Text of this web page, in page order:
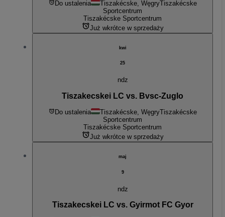
Do ustalenia Tiszakécske, WęgryTiszakécske
Sportcentrum
Tiszakécske Sportcentrum
Już wkrótce w sprzedaży
kwi
25
ndz
Tiszakecskei LC vs. Bvsc-Zuglo
Do ustalenia Tiszakécske, WęgryTiszakécske
Sportcentrum
Tiszakécske Sportcentrum
Już wkrótce w sprzedaży
maj
9
ndz
Tiszakecskei LC vs. Gyirmot FC Gyor